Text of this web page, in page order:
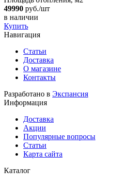
49990 руб./шт
в наличии
Купить
Навигация
Статьи
Доставка
О магазине
Контакты
Разработано в Экспансия
Информация
Доставка
Акции
Популярные вопросы
Статьи
Карта сайта
Каталог